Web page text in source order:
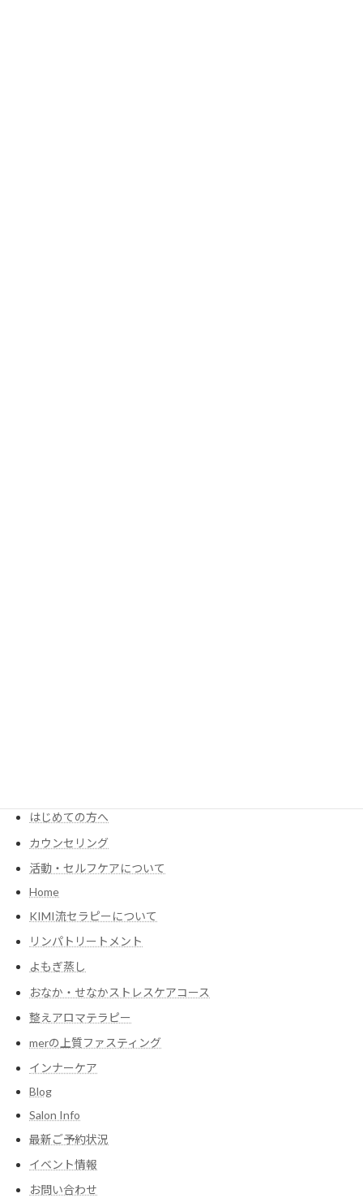
はじめての方へ
カウンセリング
活動・セルフケアについて
Home
KIMI流セラピーについて
リンパトリートメント
よもぎ蒸し
おなか・せなかストレスケアコース
整えアロマテラピー
merの上質ファスティング
インナーケア
Blog
Salon Info
最新ご予約状況
イベント情報
お問い合わせ